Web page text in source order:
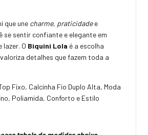
que une charme, praticidadee
se sentir confiante e elegante em
lazer. O Biquíni Lola é a escolha
detalhes que fazem toda a
Fixo, Calcinha Fio Duplo Alta, Moda
Poliamida, Conforto e Estilo